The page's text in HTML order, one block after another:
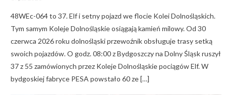
48WEc-064 to 37. Elf i setny pojazd we flocie Kolei Dolnośląskich.
Tym samym Koleje Dolnośląskie osiągają kamień milowy. Od 30
czerwca 2026 roku dolnośląski przewoźnik obsługuje trasy setką
swoich pojazdów. O godz. 08:00 z Bydgoszczy na Dolny Śląsk ruszył
37 z 55 zamówionych przez Koleje Dolnośląskie pociągów Elf. W
bydgoskiej fabryce PESA powstało 60 ze […]